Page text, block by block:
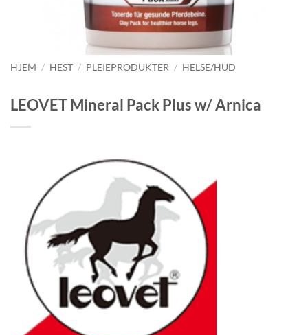
HJEM / HEST / PLEIEPRODUKTER / HELSE/HUD
LEOVET Mineral Pack Plus w/ Arnica